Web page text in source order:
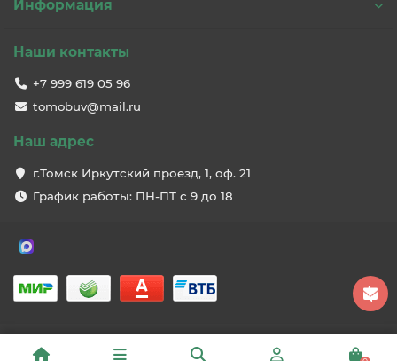
Информация
Наши контакты
+7 999 619 05 96
tomobuv@mail.ru
Наш адрес
г.Томск Иркутский проезд, 1, оф. 21
График работы: ПН-ПТ с 9 до 18